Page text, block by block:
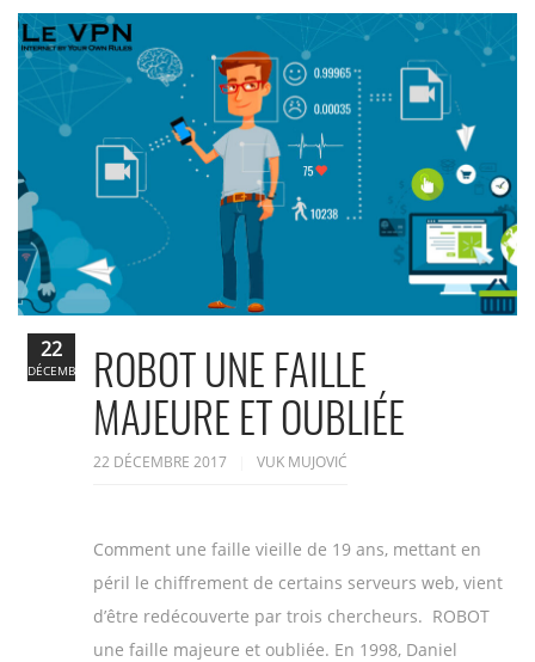
ROBOT UNE FAILLE
MAJEURE ET OUBLIÉE
22 DÉCEMBRE 2017 VUK MUJOVIĆ
Comment une faille vieille de 19 ans, mettant en
péril le chiffrement de certains serveurs web, vient
d’être redécouverte par trois chercheurs. ROBOT
une faille majeure et oubliée. En 1998, Daniel
22
DÉCEMBRE